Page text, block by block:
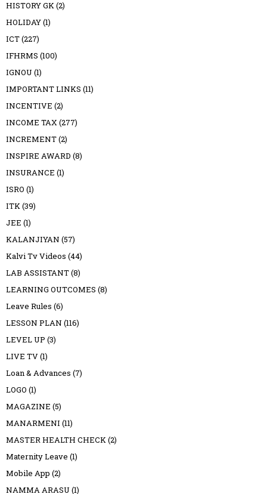
HISTORY GK(2)
HOLIDAY(1)
ICT(227)
IFHRMS (100)
IGNOU (1)
IMPORTANT LINKS (11)
INCENTIVE (2)
INCOME TAX(277)
INCREMENT(2)
INSPIRE AWARD (8)
INSURANCE (1)
ISRO (1)
ITK(39)
JEE (1)
KALANJIYAN (57)
Kalvi Tv Videos (44)
LAB ASSISTANT(8)
LEARNING OUTCOMES (8)
Leave Rules (6)
LESSON PLAN (116)
LEVEL UP (3)
LIVE TV(1)
Loan & Advances (7)
LOGO (1)
MAGAZINE (5)
MANARMENI (11)
MASTER HEALTH CHECK(2)
Maternity Leave (1)
Mobile App (2)
NAMMA ARASU (1)